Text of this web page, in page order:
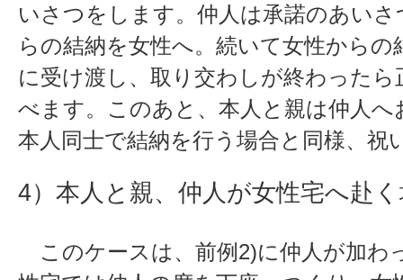
いさつをします。仲人は承諾のあい
らの結納を女性へ。続いて女性から
に受け渡し、取り交わしが終わった
べます。このあと、本人と親は仲人
本人同士で結納を行う場合と同様、祝
4）本人と親、仲人が女性宅へ赴
このケースは、前例2)に仲人が加わ